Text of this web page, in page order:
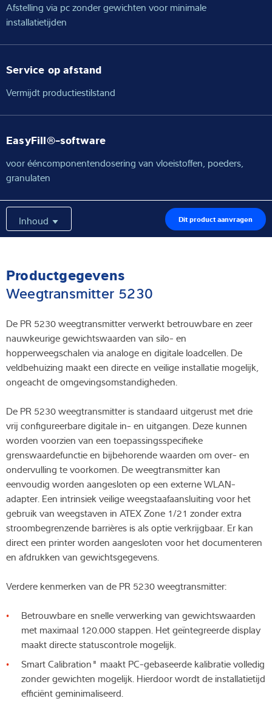
Afstelling via pc zonder gewichten voor minimale
installatietijden
Service op afstand
Vermijdt productiestilstand
EasyFill®-software
voor ééncomponentendosering van vloeistoffen, poeders,
granulaten
Inhoud Dit product aanvragen
Productgegevens
Weegtransmitter 5230
De PR 5230 weegtransmitter verwerkt betrouwbare en zeer
nauwkeurige gewichtswaarden van silo- en
hopperweegschalen via analoge en digitale loadcellen. De
veldbehuizing maakt een directe en veilige installatie mogelijk,
ongeacht de omgevingsomstandigheden.
De PR 5230 weegtransmitter is standaard uitgerust met drie
vrij configureerbare digitale in- en uitgangen. Deze kunnen
worden voorzien van een toepassingsspecifieke
grenswaardefunctie en bijbehorende waarden om over- en
ondervulling te voorkomen. De weegtransmitter kan
eenvoudig worden aangesloten op een externe WLAN-
adapter. Een intrinsiek veilige weegstaafaansluiting voor het
gebruik van weegstaven in ATEX Zone 1/21 zonder extra
stroombegrenzende barrières is als optie verkrijgbaar. Er kan
direct een printer worden aangesloten voor het documenteren
en afdrukken van gewichtsgegevens.
Verdere kenmerken van de PR 5230 weegtransmitter:
Betrouwbare en snelle verwerking van gewichtswaarden
met maximaal 120.000 stappen. Het geïntegreerde display
maakt directe statuscontrole mogelijk.
Smart Calibration" maakt PC-gebaseerde kalibratie volledig
zonder gewichten mogelijk. Hierdoor wordt de installatietijd
efficiënt geminimaliseerd.